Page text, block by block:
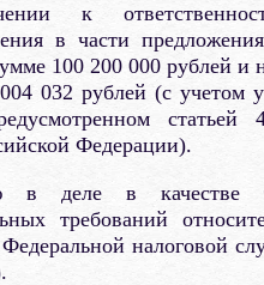
к
в части
100 200 000 рублей и
032 рублей (с учетом
статьей
Федерации).
в деле в качестве
требований
налоговой